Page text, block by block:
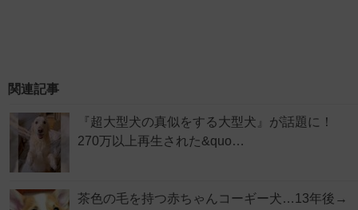
関連記事
『超大型犬の真似をする大型犬』が話題に！
270万以上再生された&quo…
茶色の毛を持つ赤ちゃんコーギー犬…13年後→